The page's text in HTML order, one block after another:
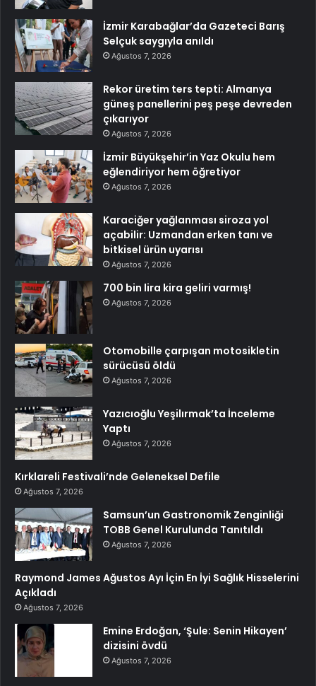
İzmir Karabağlar’da Gazeteci Barış
Selçuk saygıyla anıldı
Ağustos 7, 2026
Rekor üretim ters tepti: Almanya
güneş panellerini peş peşe devreden
çıkarıyor
Ağustos 7, 2026
İzmir Büyükşehir’in Yaz Okulu hem
eğlendiriyor hem öğretiyor
Ağustos 7, 2026
Karaciğer yağlanması siroza yol
açabilir: Uzmandan erken tanı ve
bitkisel ürün uyarısı
Ağustos 7, 2026
700 bin lira kira geliri varmış!
Ağustos 7, 2026
Otomobille çarpışan motosikletin
sürücüsü öldü
Ağustos 7, 2026
Yazıcıoğlu Yeşilırmak’ta İnceleme
Yaptı
Ağustos 7, 2026
Kırklareli Festivali’nde Geleneksel Defile
Ağustos 7, 2026
Samsun’un Gastronomik Zenginliği
TOBB Genel Kurulunda Tanıtıldı
Ağustos 7, 2026
Raymond James Ağustos Ayı İçin En İyi Sağlık Hisselerini
Açıkladı
Ağustos 7, 2026
Emine Erdoğan, ‘Şule: Senin Hikayen’
dizisini övdü
Ağustos 7, 2026